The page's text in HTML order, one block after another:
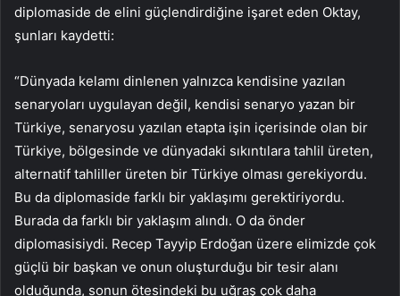
diplomaside de elini güçlendirdiğine işaret eden Oktay,
şunları kaydetti:
“Dünyada kelamı dinlenen yalnızca kendisine yazılan
senaryoları uygulayan değil, kendisi senaryo yazan bir
Türkiye, senaryosu yazılan etapta işin içerisinde olan bir
Türkiye, bölgesinde ve dünyadaki sıkıntılara tahlil üreten,
alternatif tahliller üreten bir Türkiye olması gerekiyordu.
Bu da diplomaside farklı bir yaklaşımı gerektiriyordu.
Burada da farklı bir yaklaşım alındı. O da önder
diplomasisiydi. Recep Tayyip Erdoğan üzere elimizde çok
güçlü bir başkan ve onun oluşturduğu bir tesir alanı
olduğunda, sonun ötesindeki bu uğraş çok daha